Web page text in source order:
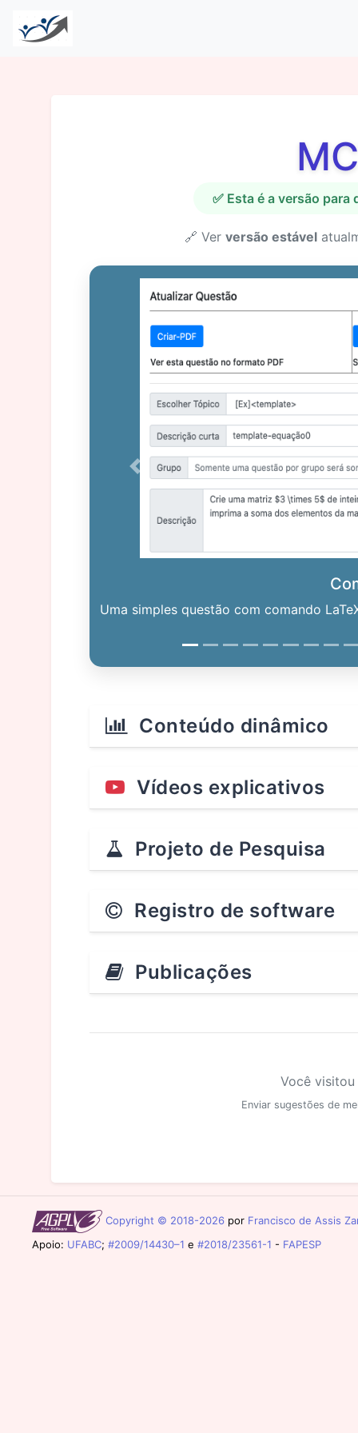
✅ Esta é a versão
🔗 Ver versão estável
Uma simples questão com comando
Previous
Conteúdo dinâmico
Vídeos explicativos
Projeto de Pesquisa
Registro de software
Publicações
Você
Enviar sugestões de
Copyright © 2018-2026 por Francisco de Assis
Apoio: UFABC; #2009/14430–1 e #2018/23561-1 - FAPESP